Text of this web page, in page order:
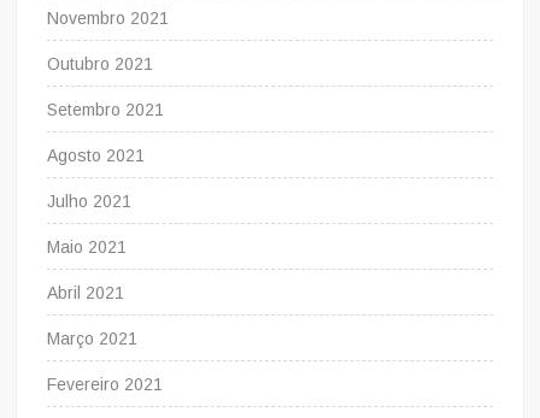
Novembro 2021
Outubro 2021
Setembro 2021
Agosto 2021
Julho 2021
Maio 2021
Abril 2021
Março 2021
Fevereiro 2021